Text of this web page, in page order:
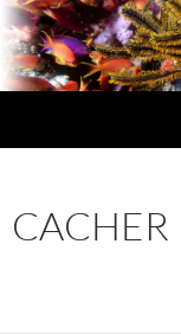
CACHER